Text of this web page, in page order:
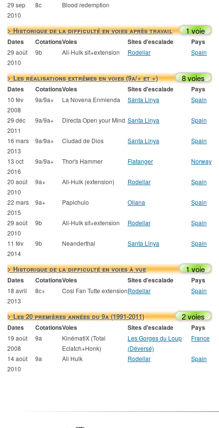
29 sep
2010
8c Blood redemption
> Historique de la difficulté en voies après travail 1 voie
Dates CotationsVoies Sites d'escalade Pays
29 août
2010
9b Ali-Hulk sit+extension Rodellar Spain
> Les réalisations extrêmes en voies (9a/+ et +) 8 voies
Dates CotationsVoies Sites d'escalade Pays
10 fév
2008
9a/9a+ La Novena Enmienda Santa Linya Spain
29 déc
2011
9a/9a+ Directa Open your Mind Santa Linya Spain
16 mars
2013
9a/9a+ Ciudad de Dios Santa Linya Spain
13 oct
2016
9a/9a+ Thor's Hammer Flatanger Norway
20 août
2010
9a+ Ali-Hulk (extension) Rodellar Spain
22 mars
2015
9a+ Papichulo Oliana Spain
29 août
2010
9b Ali-Hulk sit+extension Rodellar Spain
11 fév
2014
9b Neanderthal Santa Linya Spain
> Historique de la difficulté en voies à vue 1 voie
Dates CotationsVoies Sites d'escalade Pays
18 avril
2013
8c+ Cosi Fan Tutte extensionRodellar Spain
> Les 20 premières années du 9a (1991-2011) 2 voies
Dates CotationsVoies Sites d'escalade Pays
19 août
2008
9a
KinématiX (Total
Eclatch+Honk)
Les Gorges du Loup
(Déversé)
France
14 août
2010
9a Ali Hulk Rodellar Spain